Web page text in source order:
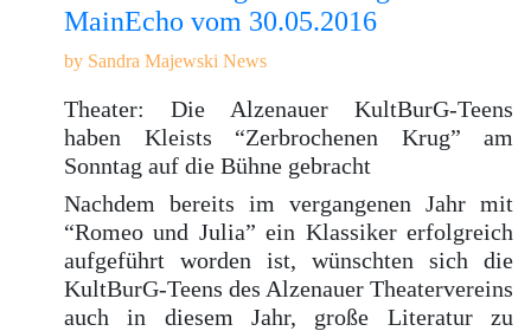
MainEcho vom 30.05.2016
by Sandra Majewski News
Theater: Die Alzenauer KultBurG-Teens
haben Kleists “Zerbrochenen Krug” am
Sonntag auf die Bühne gebracht
Nachdem bereits im vergangenen Jahr mit
“Romeo und Julia” ein Klassiker erfolgreich
aufgeführt worden ist, wünschten sich die
KultBurG-Teens des Alzenauer Theatervereins
auch in diesem Jahr, große Literatur zu